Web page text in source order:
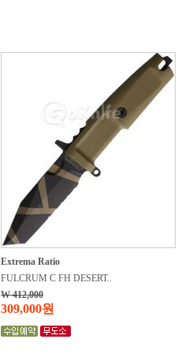
Extrema Ratio
FULCRUM C FH DESERT..
W 412,000
309,000원